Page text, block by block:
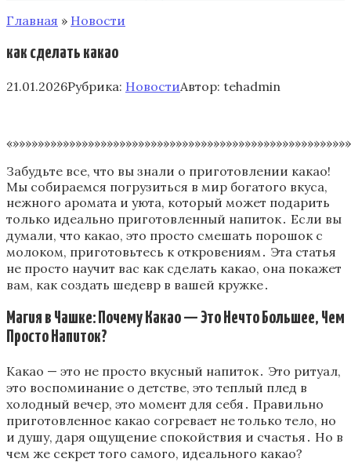
Главная » Новости
как сделать какао
21.01.2026Рубрика: НовостиАвтор: tehadmin
Забудьте все, что вы знали о приготовлении какао!
Мы собираемся погрузиться в мир богатого вкуса,
нежного аромата и уюта, который может подарить
только идеально приготовленный напиток․ Если вы
думали, что какао, это просто смешать порошок с
молоком, приготовьтесь к откровениям․ Эта статья
не просто научит вас как сделать какао, она покажет
вам, как создать шедевр в вашей кружке․
Магия в Чашке: Почему Какао — Это Нечто Большее, Чем
Просто Напиток?
Какао — это не просто вкусный напиток․ Это ритуал,
это воспоминание о детстве, это теплый плед в
холодный вечер, это момент для себя․ Правильно
приготовленное какао согревает не только тело, но
и душу, даря ощущение спокойствия и счастья․ Но в
чем же секрет того самого, идеального какао?